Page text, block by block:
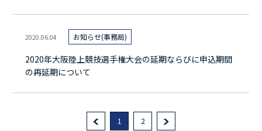
2020.06.04 お知らせ(事務局)
2020年大阪陸上競技選手権大会の延期ならびに申込期間
の再延期について
1 2